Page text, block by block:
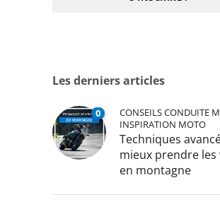
Les derniers articles
0 CONSEILS CONDUITE
INSPIRATION MOTO
Techniques
mieux prendre les
en montagne